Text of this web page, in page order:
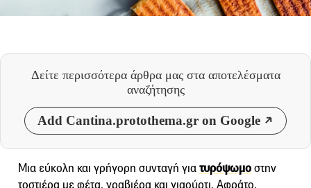
Δείτε περισσότερα άρθρα μας στα αποτελέσματα
αναζήτησης
Add Cantina.protothema.gr on Google
Μια εύκολη και γρήγορη συνταγή γιατυρόψωμοστην
τοστιέρα με φέτα, γραβιέρα και γιαούρτι. Αφράτο,